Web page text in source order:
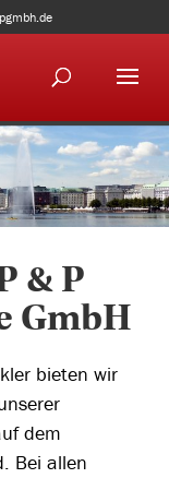
& P
GmbH
bieten wir
dem
Bei allen